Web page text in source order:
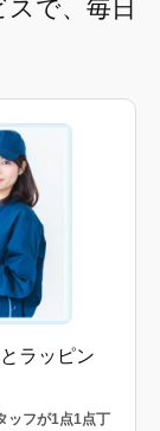
で、毎日
ラッピン
ッフが1点1点丁